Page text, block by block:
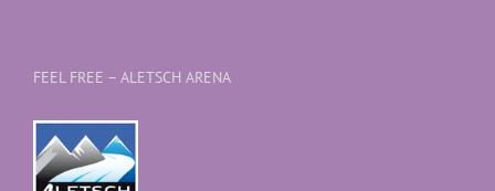
FEEL FREE – ALETSCH ARENA